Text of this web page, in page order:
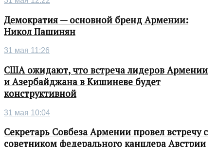
Демократия — основной бренд Армении:
Никол Пашинян
31 мая 11:26
США ожидают, что встреча лидеров Армении
и Азербайджана в Кишиневе будет
конструктивной
31 мая 10:04
Секретарь Совбеза Армении провел встречу с
советником федерального канцлера Австрии